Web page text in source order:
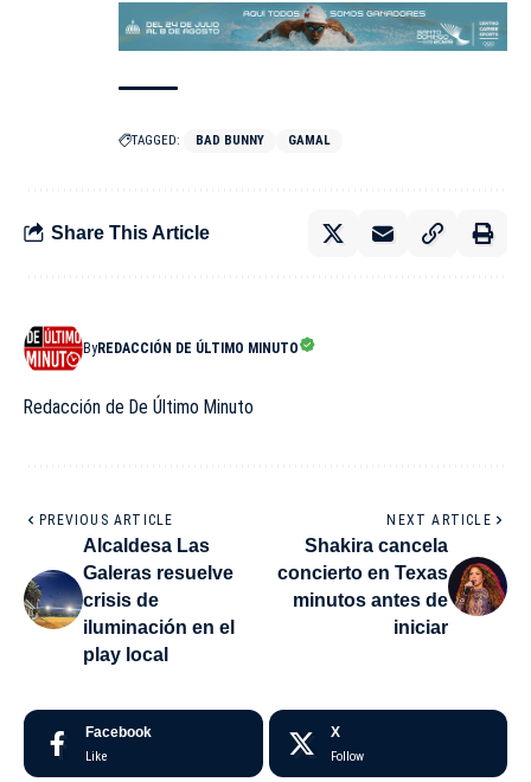
TAGGED: BAD BUNNY GAMAL
Share This Article
ByREDACCIÓN DE ÚLTIMO MINUTO
Redacción de De Último Minuto
PREVIOUS ARTICLE
Alcaldesa Las
Galeras resuelve
crisis de
iluminación en el
play local
NEXT ARTICLE
Shakira cancela
concierto en Texas
minutos antes de
iniciar
Facebook
Like
X
Follow